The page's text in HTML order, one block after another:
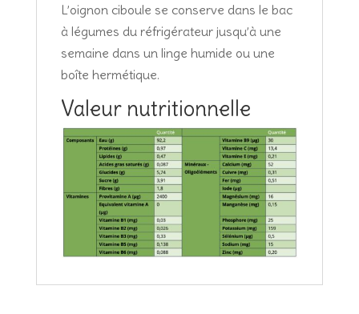
L’oignon ciboule se conserve dans le bac
à légumes du réfrigérateur jusqu’à une
semaine dans un linge humide ou une
boîte hermétique.
Valeur nutritionnelle